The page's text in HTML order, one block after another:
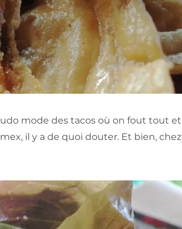
mode des tacos où on fout tout et
il y a de quoi douter. Et bien, chez